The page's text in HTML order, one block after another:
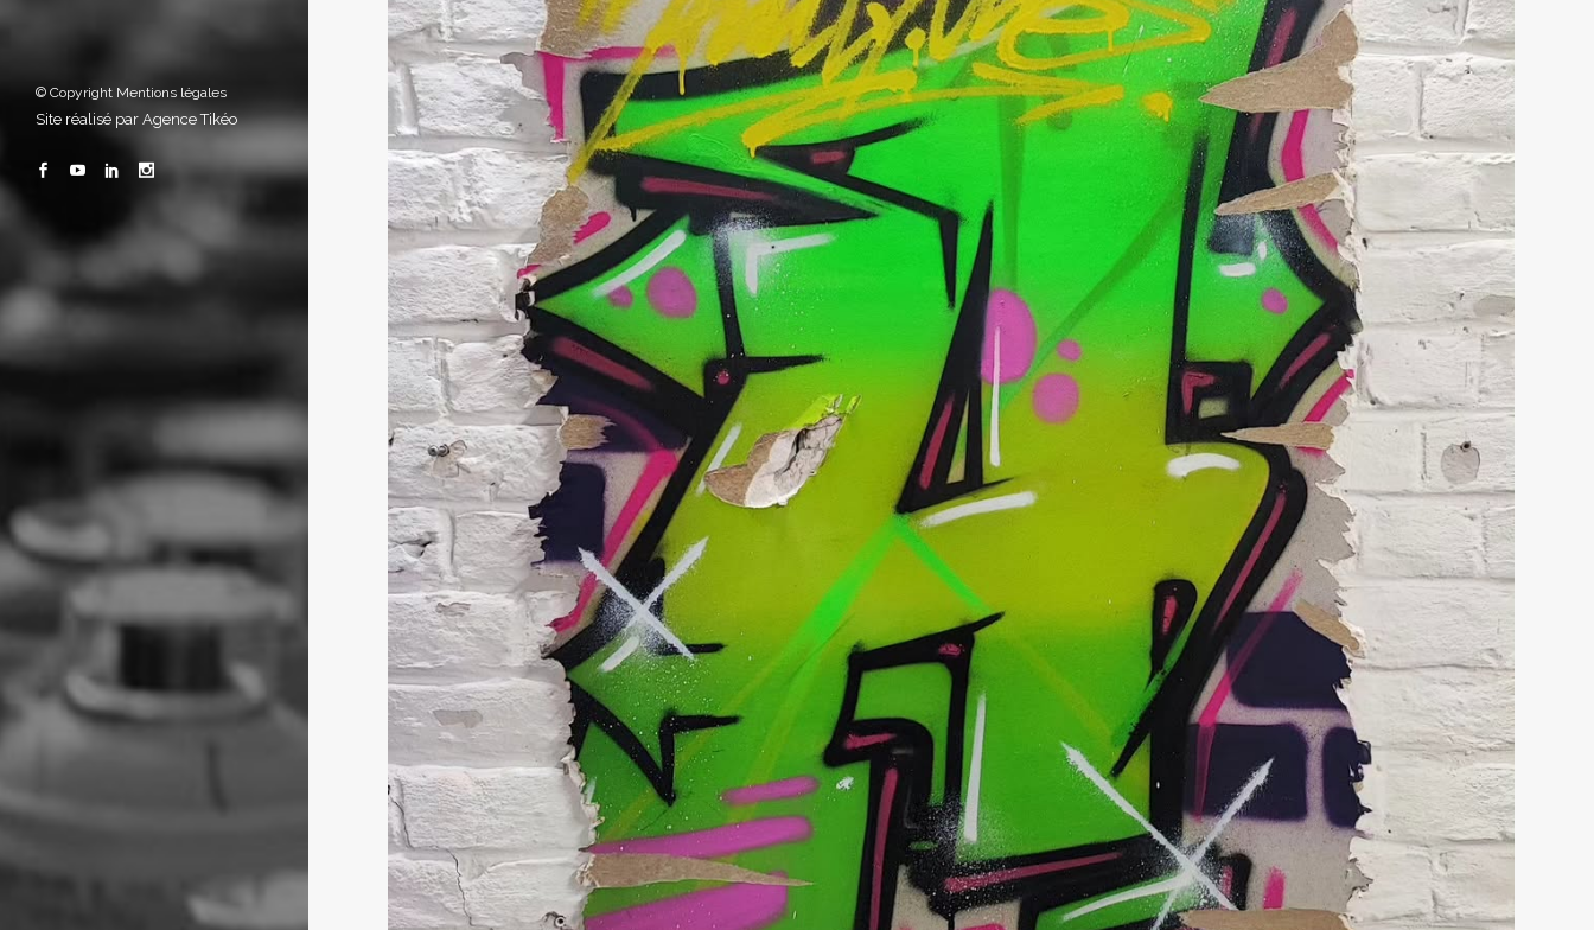
© Copyright Mentions légales
Site réalisé par Agence Tikéo